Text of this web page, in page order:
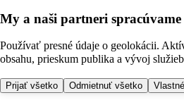
My a naši partneri
Používať presné údaje o geolokácii.
obsahu, prieskum publika a vývoj
Prijať všetko Odmietnuť všetko